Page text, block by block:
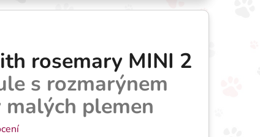
rosemary MINI 2
s rozmarýnem
plemen
z 5 hvězdiček.